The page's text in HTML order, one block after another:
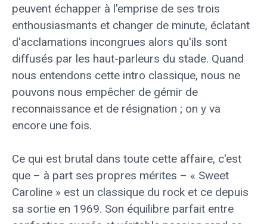
peuvent échapper à l'emprise de ses trois
enthousiasmants et changer de minute, éclatant
d'acclamations incongrues alors qu'ils sont
diffusés par les haut-parleurs du stade. Quand
nous entendons cette intro classique, nous ne
pouvons nous empêcher de gémir de
reconnaissance et de résignation ; on y va
encore une fois.
Ce qui est brutal dans toute cette affaire, c'est
que – à part ses propres mérites – « Sweet
Caroline » est un classique du rock et ce depuis
sa sortie en 1969. Son équilibre parfait entre